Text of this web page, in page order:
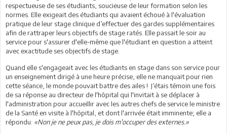
respectueuse de ses étudiants, soucieuse de leur formation selon les
normes. Elle exigeait des étudiants qui avaient échoué à l'évaluation
pratique de leur stage clinique d’effectuer des gardes supplémentaires
afin de rattraper leurs objectifs de stage ratés. Elle passait le soir au
service pour s'assurer d'elle-même que l'étudiant en question a atteint
avec exactitude ses objectifs de stage.
Quand elle s'engageait avec les étudiants en stage dans son service pour
un enseignement dirigé à une heure précise, elle ne manquait pour rien
cette séance, le monde pouvait battre des ailes ! J’étais témoin une fois
de sa réponse au directeur de l'hôpital qui l'invitait à se déplacer à
l'administration pour accueillir avec les autres chefs de service le ministre
de la Santé en visite à l'hôpital, et dont l'arrivée était imminente; elle a
répondu: «Non je ne peux pas, je dois m'occuper des externes.»